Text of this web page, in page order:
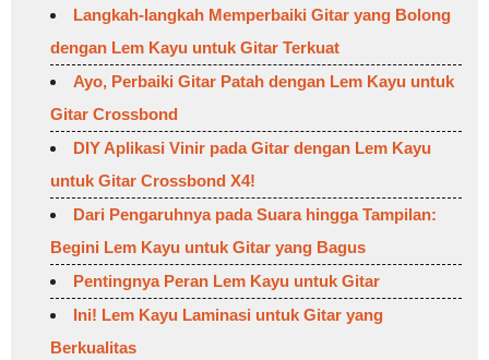
Langkah-langkah Memperbaiki Gitar yang Bolong
dengan Lem Kayu untuk Gitar Terkuat
Ayo, Perbaiki Gitar Patah dengan Lem Kayu untuk
Gitar Crossbond
DIY Aplikasi Vinir pada Gitar dengan Lem Kayu
untuk Gitar Crossbond X4!
Dari Pengaruhnya pada Suara hingga Tampilan:
Begini Lem Kayu untuk Gitar yang Bagus
Pentingnya Peran Lem Kayu untuk Gitar
Ini! Lem Kayu Laminasi untuk Gitar yang
Berkualitas